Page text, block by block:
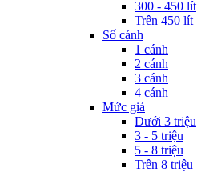
300 - 450 lít
Trên 450 lít
Số cánh
1 cánh
2 cánh
3 cánh
4 cánh
Mức giá
Dưới 3 triệu
3 - 5 triệu
5 - 8 triệu
Trên 8 triệu